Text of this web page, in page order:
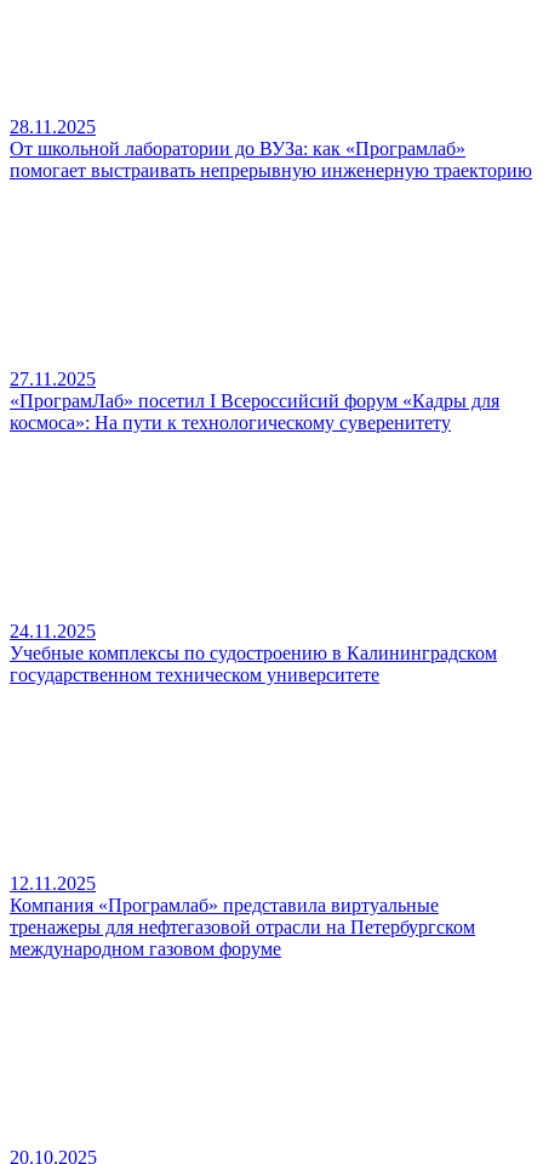
28.11.2025
От школьной лаборатории до ВУЗа: как «Програмлаб»
помогает выстраивать непрерывную инженерную траекторию
27.11.2025
«ПрограмЛаб» посетил I Всероссийсий форум «Кадры для
космоса»: На пути к технологическому суверенитету
24.11.2025
Учебные комплексы по судостроению в Калининградском
государственном техническом университете
12.11.2025
Компания «Програмлаб» представила виртуальные
тренажеры для нефтегазовой отрасли на Петербургском
международном газовом форуме
20.10.2025